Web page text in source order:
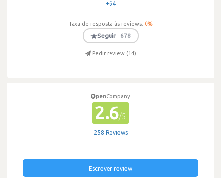
+64
Taxa de resposta às reviews: 0%
★Seguir 678
Pedir review (14)
penCompany
2.6/5
258 Reviews
Escrever review